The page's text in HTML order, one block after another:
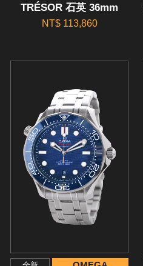
TRÉSOR 石英 36mm
NT$ 113,860